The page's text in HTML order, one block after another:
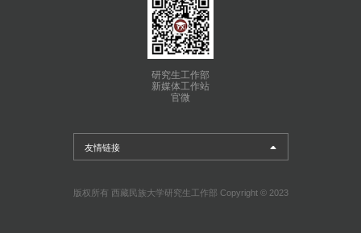
友情链接
版权所有 西藏民族大学研究生工作部 Copyright © 2023
研究生工作部
新媒体工作站
官微